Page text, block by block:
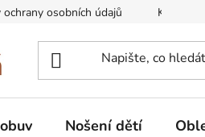
ochrany osobních údajů Kontakty
Nošení dětí